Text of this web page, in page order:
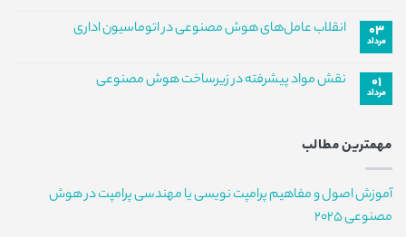
تقلب
در
دیدگاهی
برای
هوش
مصنوعی:
ثبت ۰۳
مرداد
انقلاب عامل‌های هوش مصنوعی در اتوماسیون اداری
برای
انقلاب
اتوماسیون
اداری
ثبت
نشده ۰۱
مرداد
نقش مواد پیشرفته در زیرساخت هوش مصنوعی
مواد
هوش
مصنوعی
مهمترین مطالب
آموزش اصول و مفاهیم پرامپت نویسی یا مهندسی پرامپت در هوش
مصنوعی 2025